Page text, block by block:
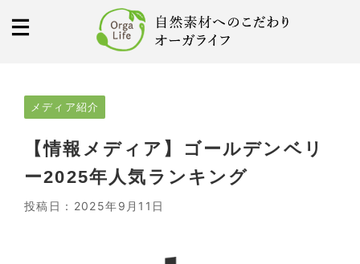
メディア紹介
【情報メディア】ゴールデンベリ
ー2025年人気ランキング
投稿日： 2025年9月11日